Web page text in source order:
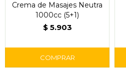
Crema de Masajes Neutra
1000cc (5+1)
$ 5.903